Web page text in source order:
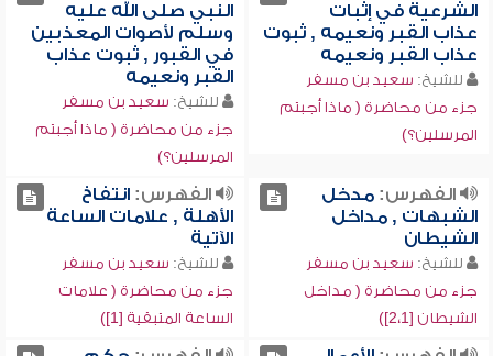
الشرعية في إثبات
عذاب القبر ونعيمه , ثبوت
عذاب القبر ونعيمه
للشيخ: سعيد بن مسفر
جزء من محاضرة ( ماذا أجبتم
المرسلين؟)
النبي صلى الله عليه
وسلم لأصوات المعذبين
في القبور , ثبوت عذاب
القبر ونعيمه
للشيخ: سعيد بن مسفر
جزء من محاضرة ( ماذا أجبتم
المرسلين؟)
الفهرس:مدخل
الشبهات , مداخل
الشيطان
للشيخ: سعيد بن مسفر
جزء من محاضرة ( مداخل
الشيطان [2،1])
الفهرس:انتفاخ
الأهلة , علامات الساعة
الآتية
للشيخ: سعيد بن مسفر
جزء من محاضرة ( علامات
الساعة المتبقية [1])